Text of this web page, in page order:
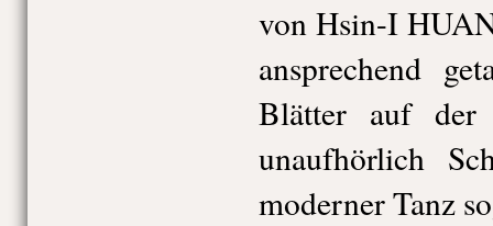
von Hsin-I
ansprechend
Blätter auf der
unaufhörlich
moderner Tanz